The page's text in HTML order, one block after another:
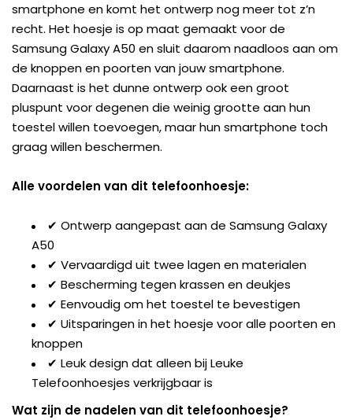
smartphone en komt het ontwerp nog meer tot z’n
recht. Het hoesje is op maat gemaakt voor de
Samsung Galaxy A50 en sluit daarom naadloos aan om
de knoppen en poorten van jouw smartphone.
Daarnaast is het dunne ontwerp ook een groot
pluspunt voor degenen die weinig grootte aan hun
toestel willen toevoegen, maar hun smartphone toch
graag willen beschermen.
Alle voordelen van dit telefoonhoesje:
✔ Ontwerp aangepast aan de Samsung Galaxy
A50
✔ Vervaardigd uit twee lagen en materialen
✔ Bescherming tegen krassen en deukjes
✔ Eenvoudig om het toestel te bevestigen
✔ Uitsparingen in het hoesje voor alle poorten en
knoppen
✔ Leuk design dat alleen bij Leuke
Telefoonhoesjes verkrijgbaar is
Wat zijn de nadelen van dit telefoonhoesje?